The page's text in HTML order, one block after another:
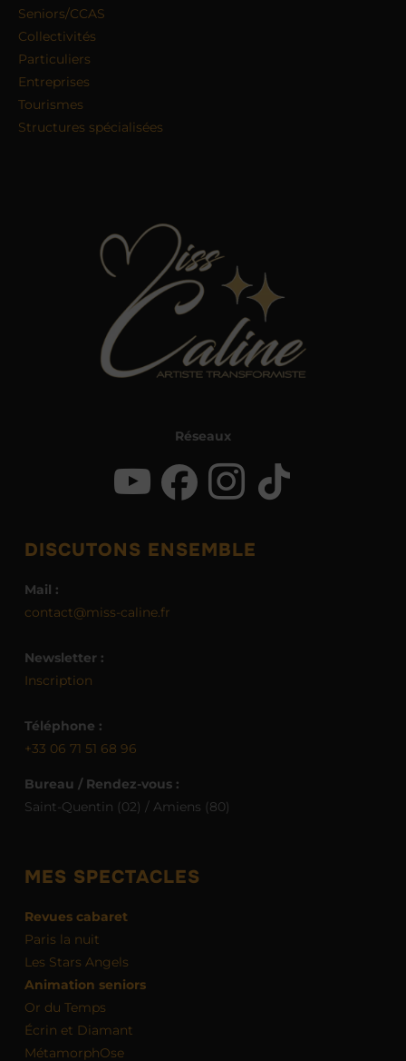
Seniors/CCAS
Collectivités
Particuliers
Entreprises
Tourismes
Structures spécialisées
Réseaux
DISCUTONS ENSEMBLE
Mail :
contact@miss-caline.fr
Newsletter :
Inscription
Téléphone :
+33 06 71 51 68 96
Bureau / Rendez-vous :
Saint-Quentin (02) / Amiens (80)
MES SPECTACLES
Revues cabaret
Paris la nuit
Les Stars Angels
Animation seniors
Or du Temps
Écrin et Diamant
MétamorphOse